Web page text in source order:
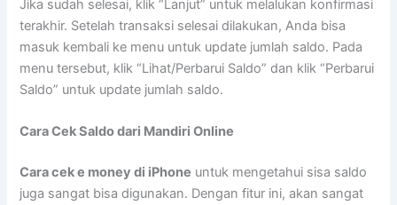
Jika sudah selesai, klik “Lanjut” untuk melalukan konfirmasi
terakhir. Setelah transaksi selesai dilakukan, Anda bisa
masuk kembali ke menu untuk update jumlah saldo. Pada
menu tersebut, klik “Lihat/Perbarui Saldo” dan klik “Perbarui
Saldo” untuk update jumlah saldo.
Cara Cek Saldo dari Mandiri Online
Cara cek e money di iPhone untuk mengetahui sisa saldo
juga sangat bisa digunakan. Dengan fitur ini, akan sangat